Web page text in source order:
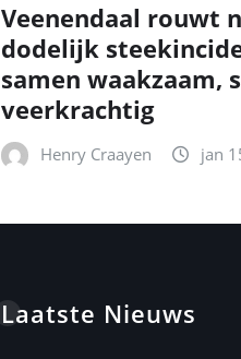
Veenendaal rouwt
dodelijk
samen waakzaam,
veerkrachtig
Henry Craayen jan
Laatste Nieuws